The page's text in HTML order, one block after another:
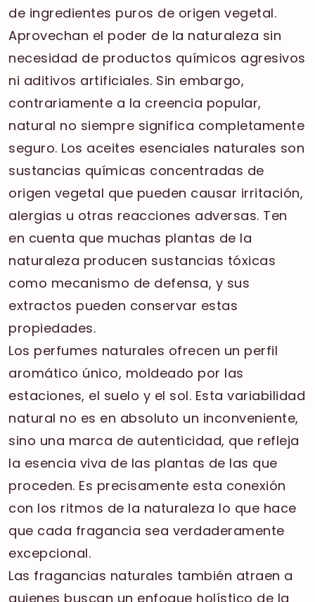
de ingredientes puros de origen vegetal.
Aprovechan el poder de la naturaleza sin
necesidad de productos químicos agresivos
ni aditivos artificiales. Sin embargo,
contrariamente a la creencia popular,
natural no siempre significa completamente
seguro. Los aceites esenciales naturales son
sustancias químicas concentradas de
origen vegetal que pueden causar irritación,
alergias u otras reacciones adversas. Ten
en cuenta que muchas plantas de la
naturaleza producen sustancias tóxicas
como mecanismo de defensa, y sus
extractos pueden conservar estas
propiedades.
Los perfumes naturales ofrecen un perfil
aromático único, moldeado por las
estaciones, el suelo y el sol. Esta variabilidad
natural no es en absoluto un inconveniente,
sino una marca de autenticidad, que refleja
la esencia viva de las plantas de las que
proceden. Es precisamente esta conexión
con los ritmos de la naturaleza lo que hace
que cada fragancia sea verdaderamente
excepcional.
Las fragancias naturales también atraen a
quienes buscan un enfoque holístico de la